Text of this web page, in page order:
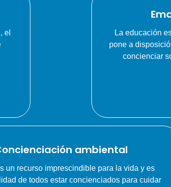
el
La educación
pone a
concienciar
ambiental
un recurso imprescindible para la vida y es
de todos estar concienciados para cuidar